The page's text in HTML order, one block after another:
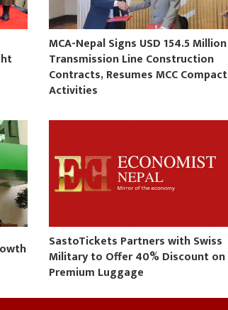
MCA-Nepal Signs USD 154.5 Million
Transmission Line Construction
Contracts, Resumes MCC Compact
Activities
SastoTickets Partners with Swiss
Military to Offer 40% Discount on
Premium Luggage